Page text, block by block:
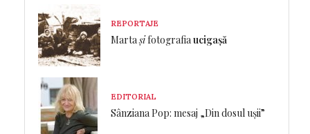
REPORTAJE
Martașifotografiaucigașă
EDITORIAL
Sânziana Pop: mesaj „Din dosul ușii”